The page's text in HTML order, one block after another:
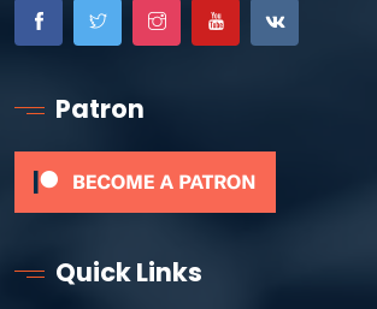
Patron
Quick Links